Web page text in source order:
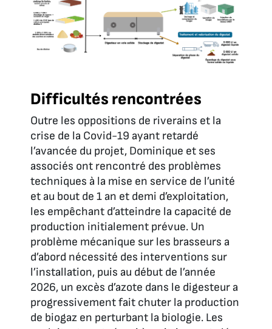
Difficultés rencontrées
Outre les oppositions de riverains et la
crise de la Covid-19 ayant retardé
l’avancée du projet, Dominique et ses
associés ont rencontré des problèmes
techniques à la mise en service de l’unité
et au bout de 1 an et demi d’exploitation,
les empêchant d’atteindre la capacité de
production initialement prévue. Un
problème mécanique sur les brasseurs a
d’abord nécessité des interventions sur
l’installation, puis au début de l’année
2026, un excès d’azote dans le digesteur a
progressivement fait chuter la production
de biogaz en perturbant la biologie. Les